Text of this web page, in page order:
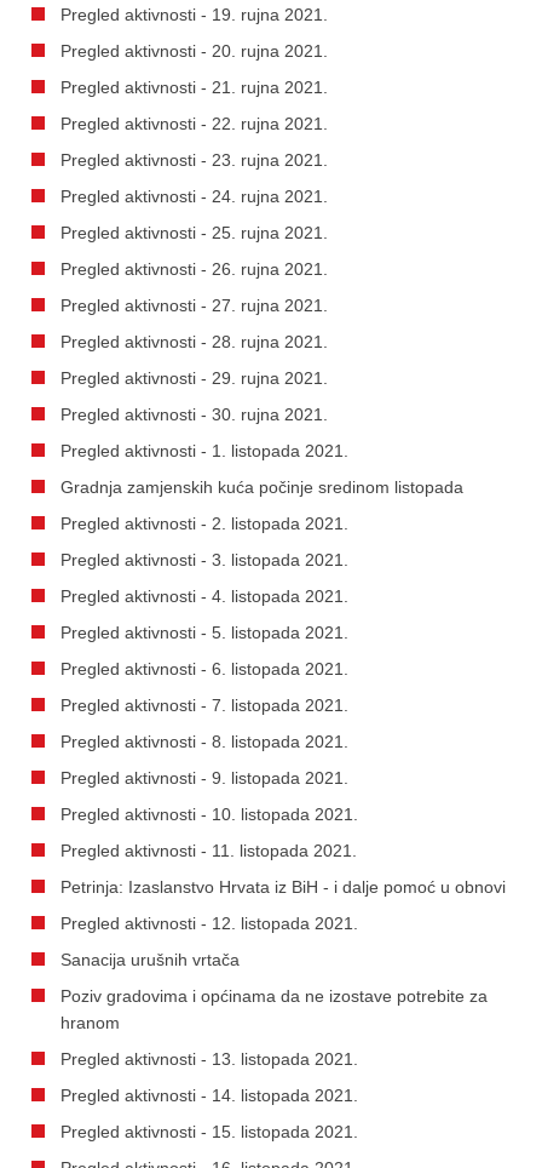
Pregled aktivnosti - 19. rujna 2021.
Pregled aktivnosti - 20. rujna 2021.
Pregled aktivnosti - 21. rujna 2021.
Pregled aktivnosti - 22. rujna 2021.
Pregled aktivnosti - 23. rujna 2021.
Pregled aktivnosti - 24. rujna 2021.
Pregled aktivnosti - 25. rujna 2021.
Pregled aktivnosti - 26. rujna 2021.
Pregled aktivnosti - 27. rujna 2021.
Pregled aktivnosti - 28. rujna 2021.
Pregled aktivnosti - 29. rujna 2021.
Pregled aktivnosti - 30. rujna 2021.
Pregled aktivnosti - 1. listopada 2021.
Gradnja zamjenskih kuća počinje sredinom listopada
Pregled aktivnosti - 2. listopada 2021.
Pregled aktivnosti - 3. listopada 2021.
Pregled aktivnosti - 4. listopada 2021.
Pregled aktivnosti - 5. listopada 2021.
Pregled aktivnosti - 6. listopada 2021.
Pregled aktivnosti - 7. listopada 2021.
Pregled aktivnosti - 8. listopada 2021.
Pregled aktivnosti - 9. listopada 2021.
Pregled aktivnosti - 10. listopada 2021.
Pregled aktivnosti - 11. listopada 2021.
Petrinja: Izaslanstvo Hrvata iz BiH - i dalje pomoć u obnovi
Pregled aktivnosti - 12. listopada 2021.
Sanacija urušnih vrtača
Poziv gradovima i općinama da ne izostave potrebite za
hranom
Pregled aktivnosti - 13. listopada 2021.
Pregled aktivnosti - 14. listopada 2021.
Pregled aktivnosti - 15. listopada 2021.